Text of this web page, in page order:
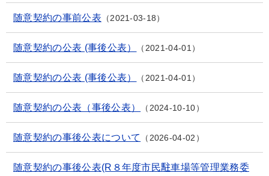
随意契約の事前公表 2021-03-18
随意契約の公表 (事後公表） 2021-04-01
随意契約の公表 (事後公表） 2021-04-01
随意契約の公表（事後公表） 2024-10-10
随意契約の事後公表について 2026-04-02
随意契約の事後公表(R８年度市民駐車場等管理業務委